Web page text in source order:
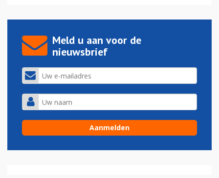
Meld u aan voor de
nieuwsbrief